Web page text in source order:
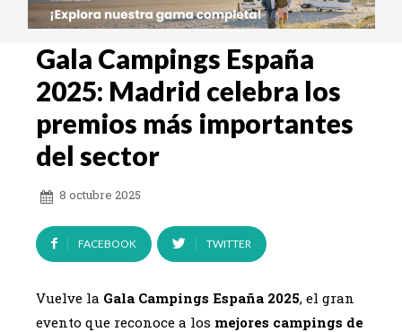
Gala Campings España
2025: Madrid celebra los
premios más importantes
del sector
8 octubre 2025
FACEBOOK TWITTER
Vuelve la Gala Campings España 2025, el gran
evento que reconoce a los mejores campings de